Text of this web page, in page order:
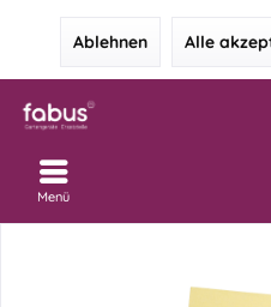
Ablehnen Alle
Menü